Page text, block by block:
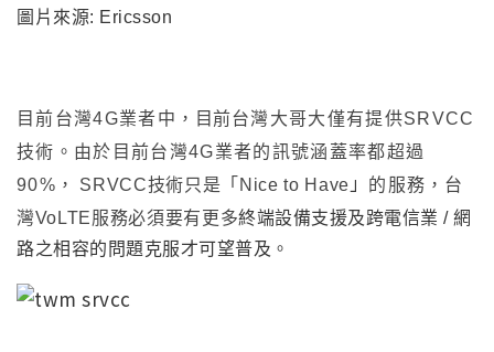
圖片來源: Ericsson
目前台灣4G業者中 ，目前台灣大哥大僅有提供SRVCC
技術 。由於目前台灣4G業者的訊號涵蓋率都超過
90% ， SRVCC技術只是 「 Nice to Have 」 的服務 ， 台
灣VoLTE服務必須要有更多終端設備支援及跨電信業 / 網
路之相容的問題克服才可望普及 。